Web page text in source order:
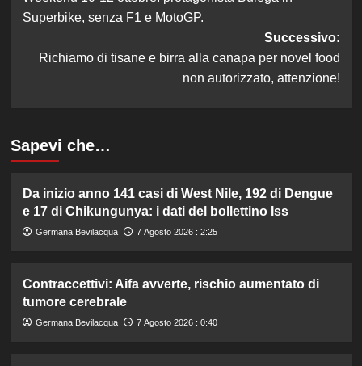
articolo
Superbike, senza F1 e MotoGP.
Successivo:
Richiamo di tisane e birra alla canapa per novel food
non autorizzato, attenzione!
Sapevi che…
Da inizio anno 141 casi di West Nile, 192 di Dengue
e 17 di Chikungunya: i dati del bollettino Iss
Germana Bevilacqua 7 Agosto 2026 : 2:25
Contraccettivi: Aifa avverte, rischio aumentato di
tumore cerebrale
Germana Bevilacqua 7 Agosto 2026 : 0:40